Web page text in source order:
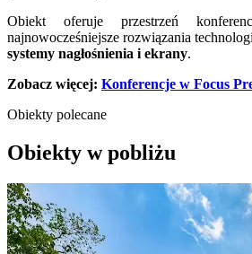
Obiekt oferuje przestrzeń
najnowocześniejsze rozwiązania
systemy nagłośnienia i ekrany.
Zobacz więcej: Konferencje w Focus
Obiekty polecane
Obiekty w pobliżu